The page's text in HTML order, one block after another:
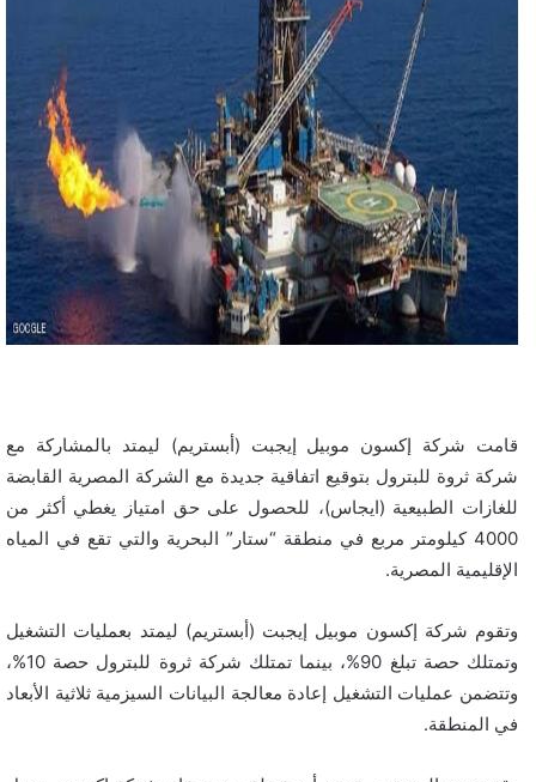
قامت شركة إكسون موبيل إيجبت (أبستريم) ليمتد بالمشاركة مع
شركة ثروة للبترول بتوقيع اتفاقية جديدة مع الشركة المصرية القابضة
للغازات الطبيعية (ايجاس)، للحصول على حق امتياز يغطي أكثر من
4000 كيلومتر مربع في منطقة “ستار” البحرية والتي تقع في المياه
الإقليمية المصرية.
وتقوم شركة إكسون موبيل إيجبت (أبستريم) ليمتد بعمليات التشغيل
وتمتلك حصة تبلغ 90%، بينما تمتلك شركة ثروة للبترول حصة 10%،
وتتضمن عمليات التشغيل إعادة معالجة البيانات السيزمية ثلاثية الأبعاد
في المنطقة.